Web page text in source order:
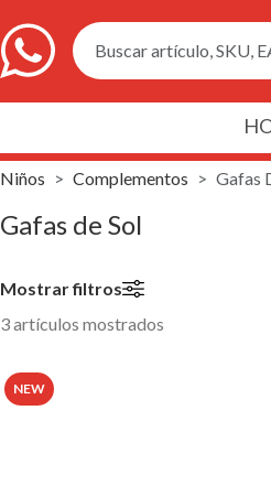
Buscar artículo, SKU,
Niños Complementos Gafas
Gafas de Sol
Mostrar filtros
3 artículos mostrados
NEW